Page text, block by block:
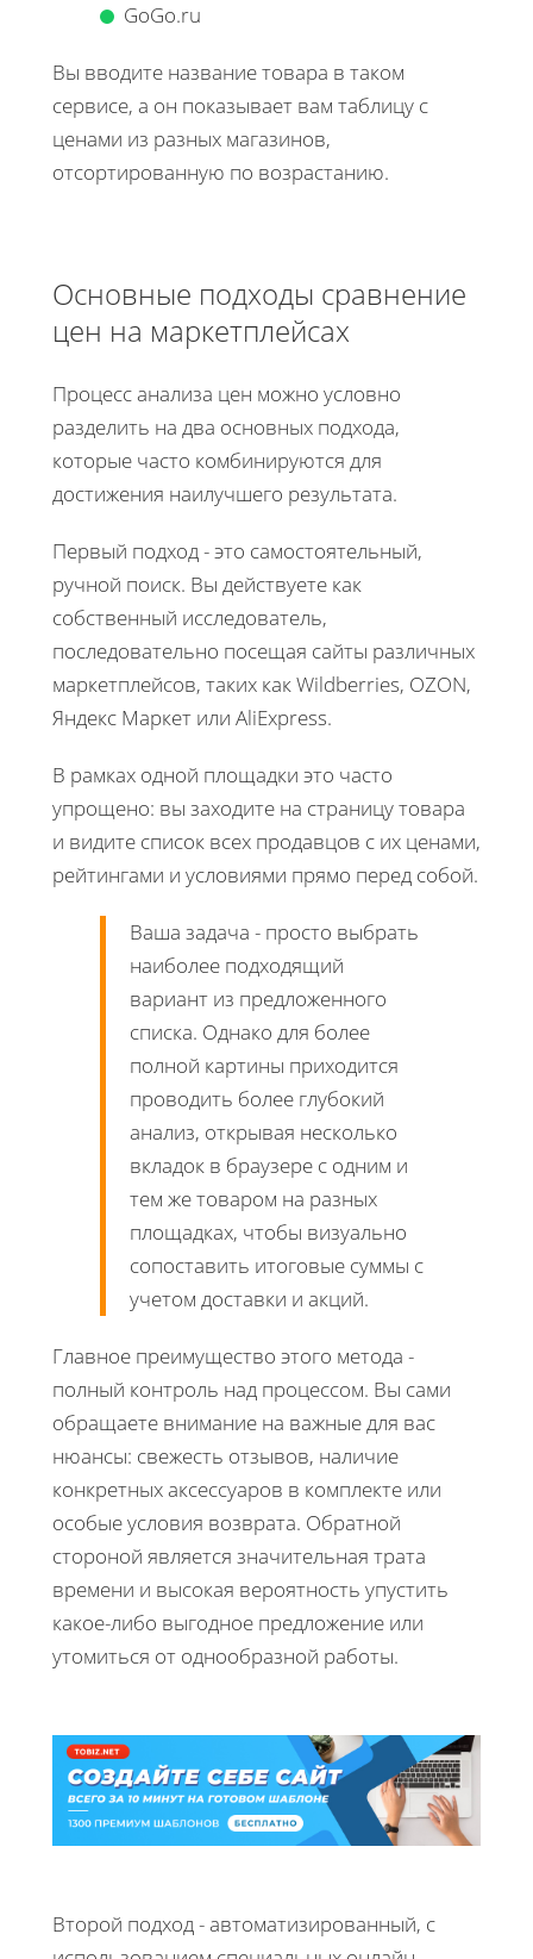
GoGo.ru
Вы вводите название товара в таком
сервисе, а он показывает вам таблицу с
ценами из разных магазинов,
отсортированную по возрастанию.
Основные подходы сравнение
цен на маркетплейсах
Процесс анализа цен можно условно
разделить на два основных подхода,
которые часто комбинируются для
достижения наилучшего результата.
Первый подход - это самостоятельный,
ручной поиск. Вы действуете как
собственный исследователь,
последовательно посещая сайты различных
маркетплейсов, таких как Wildberries, OZON,
Яндекс Маркет или AliExpress.
В рамках одной площадки это часто
упрощено: вы заходите на страницу товара
и видите список всех продавцов с их ценами,
рейтингами и условиями прямо перед собой.
Ваша задача - просто выбрать
наиболее подходящий
вариант из предложенного
списка. Однако для более
полной картины приходится
проводить более глубокий
анализ, открывая несколько
вкладок в браузере с одним и
тем же товаром на разных
площадках, чтобы визуально
сопоставить итоговые суммы с
учетом доставки и акций.
Главное преимущество этого метода -
полный контроль над процессом. Вы сами
обращаете внимание на важные для вас
нюансы: свежесть отзывов, наличие
конкретных аксессуаров в комплекте или
особые условия возврата. Обратной
стороной является значительная трата
времени и высокая вероятность упустить
какое-либо выгодное предложение или
утомиться от однообразной работы.
Второй подход - автоматизированный, с